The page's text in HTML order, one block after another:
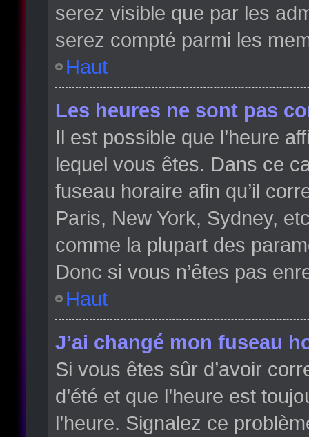
serez visible que par les
serez compté parmi les
Haut
Les heures ne sont pas
Il est possible que l’heure
lequel vous êtes. Dans ce
fuseau horaire afin qu’il
Paris, New York, Sydney,
comme la plupart des
Donc si vous n’êtes pas
Haut
J’ai changé mon fuseau
Si vous êtes sûr d’avoir
d’été et que l’heure est
l’heure. Signalez ce